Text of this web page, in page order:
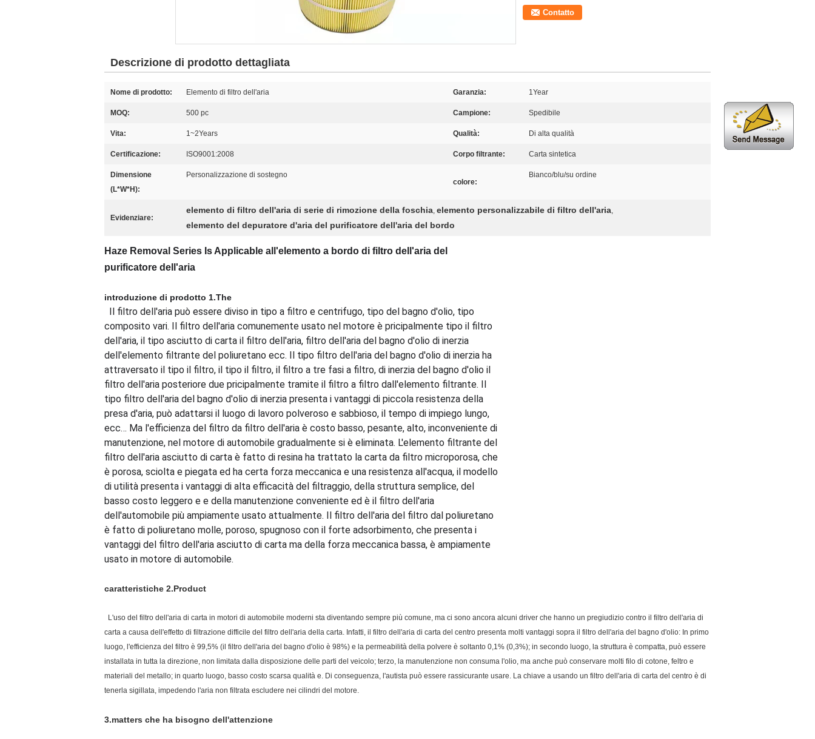
Contatto
Descrizione di prodotto dettagliata
Nome di prodotto: Elemento di filtro dell'aria Garanzia: 1Year
MOQ: 500 pc Campione: Spedibile
Vita: 1~2Years Qualità: Di alta qualità
Certificazione: ISO9001:2008 Corpo filtrante: Carta sintetica
Dimensione
(L*W*H):
Personalizzazione di sostegno
colore:
Bianco/blu/su ordine
Evidenziare:
elemento di filtro dell'aria di serie di rimozione della foschia, elemento personalizzabile di filtro dell'aria,
elemento del depuratore d'aria del purificatore dell'aria del bordo
Haze Removal Series Is Applicable all'elemento a bordo di filtro dell'aria del
purificatore dell'aria
introduzione di prodotto 1.The
Il filtro dell'aria può essere diviso in tipo a filtro e centrifugo, tipo del bagno d'olio, tipo
composito vari. Il filtro dell'aria comunemente usato nel motore è pricipalmente tipo il filtro
dell'aria, il tipo asciutto di carta il filtro dell'aria, filtro dell'aria del bagno d'olio di inerzia
dell'elemento filtrante del poliuretano ecc. Il tipo filtro dell'aria del bagno d'olio di inerzia ha
attraversato il tipo il filtro, il tipo il filtro, il filtro a tre fasi a filtro, di inerzia del bagno d'olio il
filtro dell'aria posteriore due pricipalmente tramite il filtro a filtro dall'elemento filtrante. Il
tipo filtro dell'aria del bagno d'olio di inerzia presenta i vantaggi di piccola resistenza della
presa d'aria, può adattarsi il luogo di lavoro polveroso e sabbioso, il tempo di impiego lungo,
ecc… Ma l'efficienza del filtro da filtro dell'aria è costo basso, pesante, alto, inconveniente di
manutenzione, nel motore di automobile gradualmente si è eliminata. L'elemento filtrante del
filtro dell'aria asciutto di carta è fatto di resina ha trattato la carta da filtro microporosa, che
è porosa, sciolta e piegata ed ha certa forza meccanica e una resistenza all'acqua, il modello
di utilità presenta i vantaggi di alta efficacità del filtraggio, della struttura semplice, del
basso costo leggero e e della manutenzione conveniente ed è il filtro dell'aria
dell'automobile più ampiamente usato attualmente. Il filtro dell'aria del filtro dal poliuretano
è fatto di poliuretano molle, poroso, spugnoso con il forte adsorbimento, che presenta i
vantaggi del filtro dell'aria asciutto di carta ma della forza meccanica bassa, è ampiamente
usato in motore di automobile.
caratteristiche 2.Product
L'uso del filtro dell'aria di carta in motori di automobile moderni sta diventando sempre più comune, ma ci sono ancora alcuni driver che hanno un pregiudizio contro il filtro dell'aria di
carta a causa dell'effetto di filtrazione difficile del filtro dell'aria della carta. Infatti, il filtro dell'aria di carta del centro presenta molti vantaggi sopra il filtro dell'aria del bagno d'olio: In primo
luogo, l'efficienza del filtro è 99,5% (il filtro dell'aria del bagno d'olio è 98%) e la permeabilità della polvere è soltanto 0,1% (0,3%); in secondo luogo, la struttura è compatta, può essere
installata in tutta la direzione, non limitata dalla disposizione delle parti del veicolo; terzo, la manutenzione non consuma l'olio, ma anche può conservare molti filo di cotone, feltro e
materiali del metallo; in quarto luogo, basso costo scarsa qualità e. Di conseguenza, l'autista può essere rassicurante usare. La chiave a usando un filtro dell'aria di carta del centro è di
tenerla sigillata, impedendo l'aria non filtrata escludere nei cilindri del motore.
3.matters che ha bisogno dell'attenzione